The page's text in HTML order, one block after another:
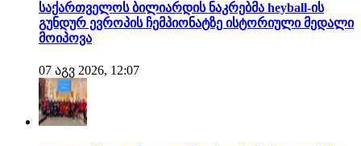
საქართველოს ბილიარდის ნაკრებმა heyball-ის
გუნდურ ევროპის ჩემპიონატზე ისტორიული მედალი
მოიპოვა
07 აგვ 2026, 12:07